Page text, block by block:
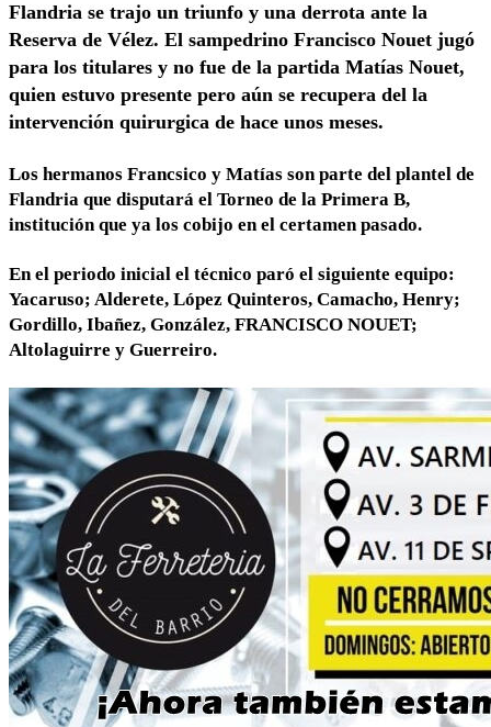
Flandria se trajo un triunfo y una derrota ante la
Reserva de Vélez. El sampedrino Francisco Nouet jugó
para los titulares y no fue de la partida Matías Nouet,
quien estuvo presente pero aún se recupera del la
intervención quirurgica de hace unos meses.
Los hermanos Francsico y Matías son parte del plantel de
Flandria que disputará el Torneo de la Primera B,
institución que ya los cobijo en el certamen pasado.
En el periodo inicial el técnico paró el siguiente equipo:
Yacaruso; Alderete, López Quinteros, Camacho, Henry;
Gordillo, Ibañez, González, FRANCISCO NOUET;
Altolaguirre y Guerreiro.